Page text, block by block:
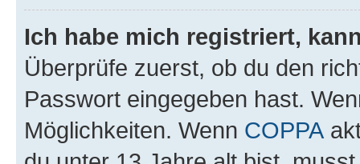
Ich habe mich registriert,
Überprüfe zuerst, ob du den
Passwort eingegeben hast.
Möglichkeiten. Wenn COPPA